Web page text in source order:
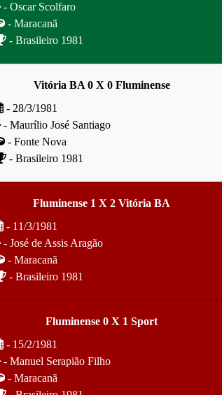
- Oscar Scolfaro
- Maracanã
- Brasileiro 1981
Vitória BA 0 X 0 Fluminense
- 28/3/1981
- Maurílio José Santiago
- Fonte Nova
- Brasileiro 1981
Fluminense 1 X 2 Vitória BA
- 11/3/1981
- José de Assis Aragão
- Maracanã
- Brasileiro 1981
Fluminense 0 X 1 Sport
- 15/2/1981
- Manuel Serapião Filho
- Maracanã